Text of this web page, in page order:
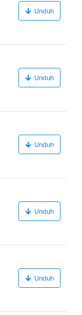
Unduh
Unduh
Unduh
Unduh
Unduh